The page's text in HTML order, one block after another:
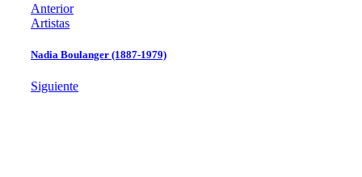
Anterior
Artistas
Nadia Boulanger (1887-1979)
Siguiente